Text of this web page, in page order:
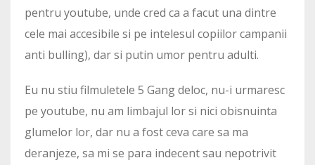
pentru youtube, unde cred ca a facut una dintre
cele mai accesibile si pe intelesul copiilor campanii
anti bulling), dar si putin umor pentru adulti.
Eu nu stiu filmuletele 5 Gang deloc, nu-i urmaresc
pe youtube, nu am limbajul lor si nici obisnuinta
glumelor lor, dar nu a fost ceva care sa ma
deranjeze, sa mi se para indecent sau nepotrivit